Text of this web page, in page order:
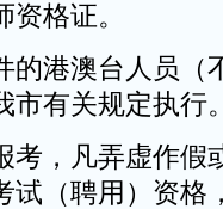
格证。
的港澳台人员（
市有关规定执行
考，凡弄虚作
试（聘用）资格